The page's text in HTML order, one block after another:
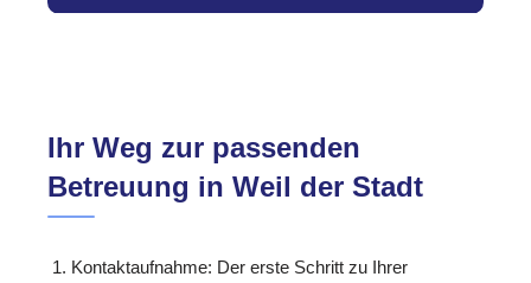
Ihr Weg zur passenden
Betreuung in Weil der Stadt
Kontaktaufnahme: Der erste Schritt zu Ihrer